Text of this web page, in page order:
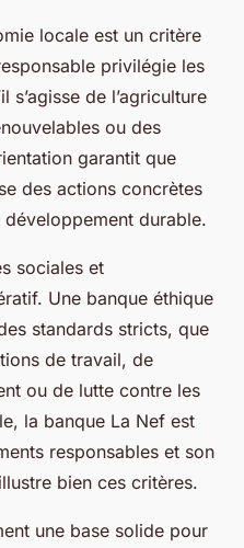
locale est un critère
privilégie les
s’agisse de l’agriculture
ou des
garantit que
des actions concrètes
durable.
sociales et
Une banque éthique
standards stricts, que
de travail, de
ou de lutte contre les
la banque La Nef est
responsables et son
bien ces critères.
une base solide pour